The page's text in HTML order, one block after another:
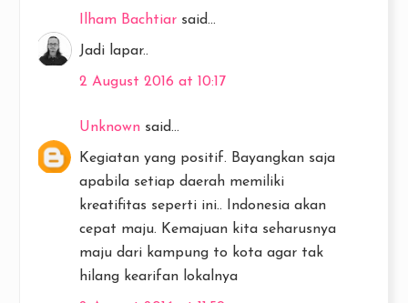
Ilham Bachtiar said...
Jadi lapar..
2 August 2016 at 10:17
Unknown said...
Kegiatan yang positif. Bayangkan saja
apabila setiap daerah memiliki
kreatifitas seperti ini.. Indonesia akan
cepat maju. Kemajuan kita seharusnya
maju dari kampung to kota agar tak
hilang kearifan lokalnya